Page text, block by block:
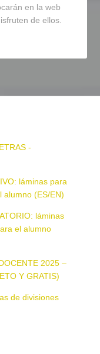
en la web
de ellos.
-
láminas para
alumno (ES/EN)
láminas
el alumno
2025 –
Y GRATIS)
de divisiones